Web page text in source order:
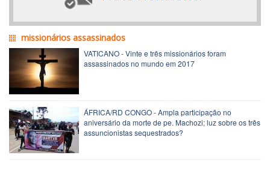
missionários assassinados
VATICANO - Vinte e três missionários foram
assassinados no mundo em 2017
ÁFRICA/RD CONGO - Ampla participação no
aniversário da morte de pe. Machozi; luz sobre os três
assuncionistas sequestrados?